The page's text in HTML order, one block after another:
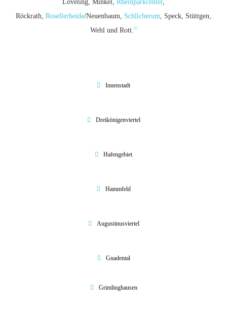
Löveling, Minkel, Rheinparkcenter,
Röckrath, Rosellerheide/Neuenbaum, Schlicherum , Speck, Stüttgen,
Wehl und Rott. [2]
Innenstadt
Dreikönigenviertel
Hafengebiet
Hammfeld
Augustinusviertel
Gnadental
Grimlinghausen